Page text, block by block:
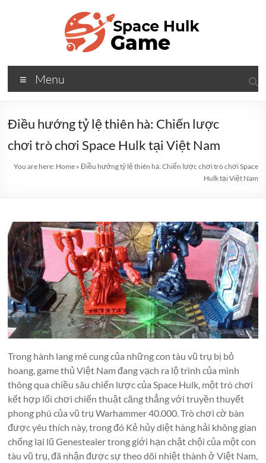
Space
Hulk
Game
Khám
phá
độ
gian
và
đặt
cược
vào
các
trận
chiến
thiên
hà
Menu
Điều hướng tỷ lệ thiên hà: Chiến lược
chơi trò chơi Space Hulk tại Việt Nam
You are here: Home» Điều hướng tỷ lệ thiên hà: Chiến lược chơi trò chơi Space
Hulk tại Việt Nam
Trong hành lang mê cung của những con tàu vũ trụ bị bỏ
hoang, game thủ Việt Nam đang vạch ra lộ trình của mình
thông qua chiều sâu chiến lược của Space Hulk, một trò chơi
kết hợp lối chơi chiến thuật căng thẳng với truyền thuyết
phong phú của vũ trụ Warhammer 40.000. Trò chơi cờ bàn
được yêu thích này, trong đó Kẻ hủy diệt hàng hải không gian
chống lại lũ Genestealer trong giới hạn chật chội của một con
tàu vũ trụ, đã nhận được sự theo dõi nhiệt thành ở Việt Nam,